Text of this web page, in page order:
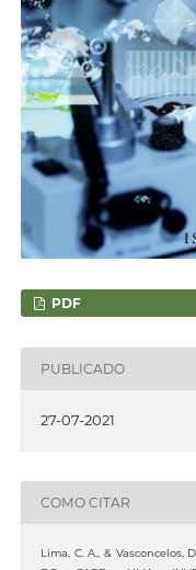
PDF
PUBLICADO
27-07-2021
COMO CITAR
Lima, C. A., & Vasconcelos,